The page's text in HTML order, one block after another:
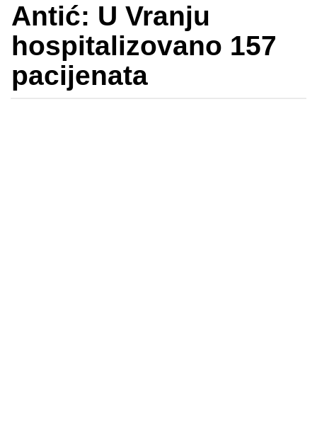
Antić: U Vranju
hospitalizovano 157
pacijenata